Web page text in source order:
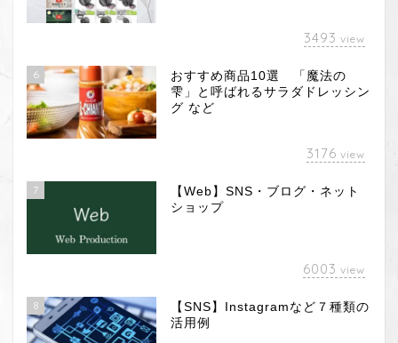
3493 view
6
おすすめ商品10選 「魔法の
雫」と呼ばれるサラダドレッシン
グ など
3176 view
7
【Web】SNS・ブログ・ネット
ショップ
6003 view
8
【SNS】Instagramなど７種類の
活用例